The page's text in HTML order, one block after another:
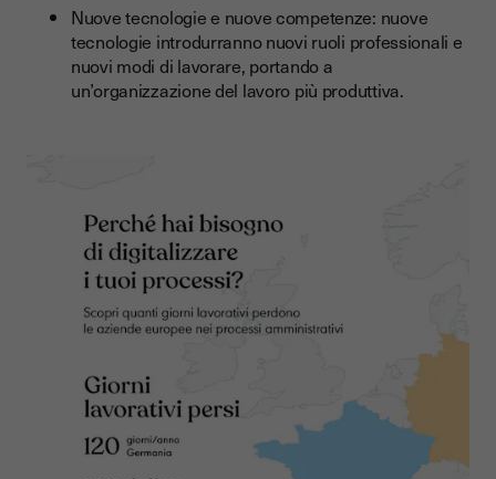
Nuove tecnologie e nuove competenze: nuove
tecnologie introdurranno nuovi ruoli professionali e
nuovi modi di lavorare, portando a
un’organizzazione del lavoro più produttiva.